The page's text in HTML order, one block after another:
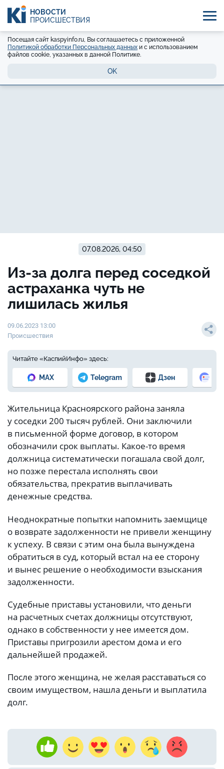
НОВОСТИ
ПРОИСШЕСТВИЯ
Посещая сайт kaspyinfo.ru, Вы соглашаетесь с приложенной
Политикой обработки Персональных данных и с использованием
файлов cookie, указанных в данной Политике.
OK
07.08.2026, 04:50
Из-за долга перед соседкой
астраханка чуть не
лишилась жилья
09.06.2023 13:00
Происшествия
Читайте «КаспийИнфо» здесь:
MAX Telegram Дзен
Жительница Красноярского района заняла
у соседки 200 тысяч рублей. Они заключили
в письменной форме договор, в котором
обозначили срок выплаты. Какое-то время
должница систематически погашала свой долг,
но позже перестала исполнять свои
обязательства, прекратив выплачивать
денежные средства.
Неоднократные попытки напомнить заемщице
о возврате задолженности не привели женщину
к успеху. В связи с этим она была вынуждена
обратиться в суд, который встал на ее сторону
и вынес решение о необходимости взыскания
задолженности.
Судебные приставы установили, что деньги
на расчетных счетах должницы отсутствуют,
однако в собственности у нее имеется дом.
Приставы пригрозили арестом дома и его
дальнейшей продажей.
После этого женщина, не желая расставаться со
своим имуществом, нашла деньги и выплатила
долг.